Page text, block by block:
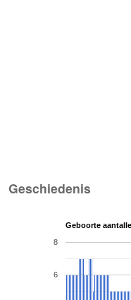
Geschiedenis
Geboorte
6
8